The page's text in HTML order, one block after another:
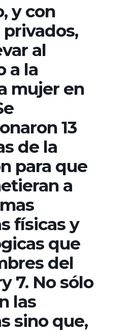
y con
al
a la
mujer en
13
de la
para que
a
físicas y
que
del
7. No sólo
las
sino que,